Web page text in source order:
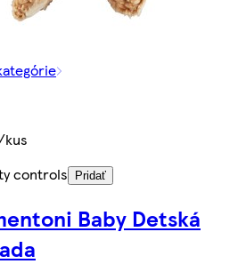
controls
Pridať
Baby Detská